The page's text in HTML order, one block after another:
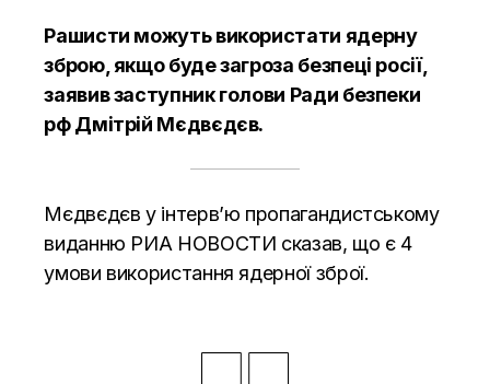
Рашисти можуть використати ядерну
зброю, якщо буде загроза безпеці росії,
заявив заступник голови Ради безпеки
рф Дмітрій Мєдвєдєв.
Мєдвєдєв у інтерв’ю пропагандистському
виданню РИА НОВОСТИ сказав, що є 4
умови використання ядерної зброї.